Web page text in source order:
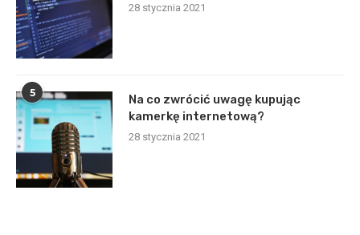
28 stycznia 2021
5
Na co zwrócić uwagę kupując
kamerkę internetową?
28 stycznia 2021